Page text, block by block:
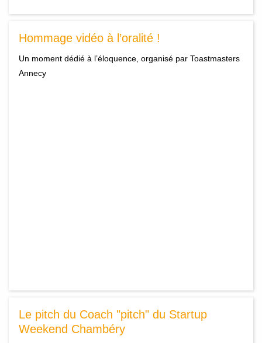
Hommage vidéo à l’oralité !
Un moment dédié à l’éloquence, organisé par Toastmasters
Annecy
Le pitch du Coach "pitch" du Startup
Weekend Chambéry